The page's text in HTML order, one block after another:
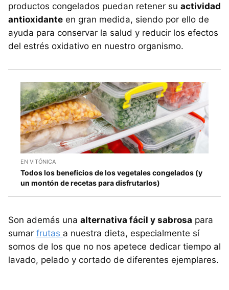
productos congelados puedan retener su actividad
antioxidante en gran medida, siendo por ello de
ayuda para conservar la salud y reducir los efectos
del estrés oxidativo en nuestro organismo.
EN VITÓNICA
Todos los beneficios de los vegetales congelados (y
un montón de recetas para disfrutarlos)
Son además una alternativa fácil y sabrosa para
sumar frutas a nuestra dieta, especialmente sí
somos de los que no nos apetece dedicar tiempo al
lavado, pelado y cortado de diferentes ejemplares.